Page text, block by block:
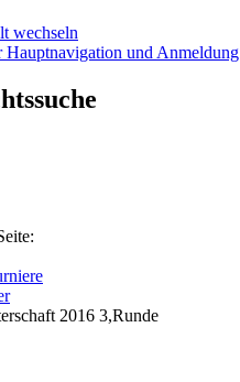
wechseln
Hauptnavigation und Anmeldung
2016 3,Runde